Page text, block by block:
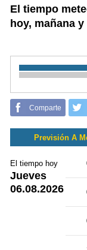
El tiempo
hoy, mañana
Comparte
Previsión A
El tiempo hoy
Jueves
06.08.2026